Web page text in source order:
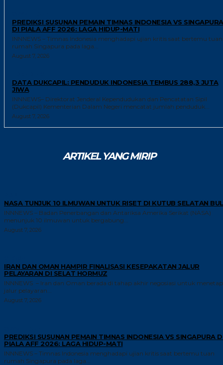
PREDIKSI SUSUNAN PEMAIN TIMNAS INDONESIA VS SINGAPURA
DI PIALA AFF 2026: LAGA HIDUP-MATI
INNNEWS – Timnas Indonesia menghadapi ujian kritis saat bertemu tuan
rumah Singapura pada laga...
August 7, 2026
DATA DUKCAPIL: PENDUDUK INDONESIA TEMBUS 288,3 JUTA
JIWA
INNNEWS– Direktorat Jenderal Kependudukan dan Pencatatan Sipil
(Dukcapil) Kementerian Dalam Negeri mencatat jumlah penduduk...
August 7, 2026
ARTIKEL YANG MIRIP
NASA TUNJUK 10 ILMUWAN UNTUK RISET DI KUTUB SELATAN
INNNEWS – Badan Penerbangan dan Antariksa Amerika Serikat (NASA)
menunjuk 10 ilmuwan untuk bergabung...
August 7, 2026
IRAN DAN OMAN HAMPIR FINALISASI KESEPAKATAN JALUR
PELAYARAN DI SELAT HORMUZ
INNNEWS – Iran dan Oman berada di tahap akhir negosiasi untuk
jalur pelayaran...
August 7, 2026
PREDIKSI SUSUNAN PEMAIN TIMNAS INDONESIA VS SINGAPURA
PIALA AFF 2026: LAGA HIDUP-MATI
INNNEWS – Timnas Indonesia menghadapi ujian kritis saat bertemu tuan
rumah Singapura pada laga...